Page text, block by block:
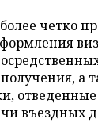
четко
а
въездных